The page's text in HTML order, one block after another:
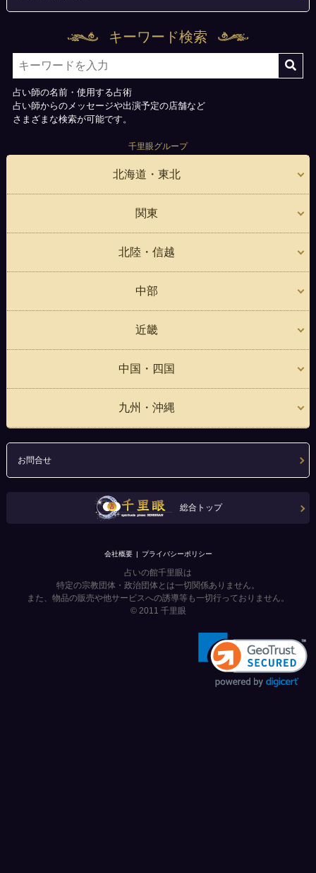
キーワード検索
占い師の名前・使用する占術
占い師からのメッセージや出演予定の店舗など
さまざまな検索が可能です。
千里眼グループ
北海道・東北
関東
北陸・信越
中部
近畿
中国・四国
九州・沖縄
お問合せ
総合トップ
会社概要 プライバシーポリシー
占いの館千里眼は
特定の宗教団体・政治団体とは一切関係ありません。
また、物品の販売や他サービスへの誘導等も一切行っておりません。
© 2011 千里眼